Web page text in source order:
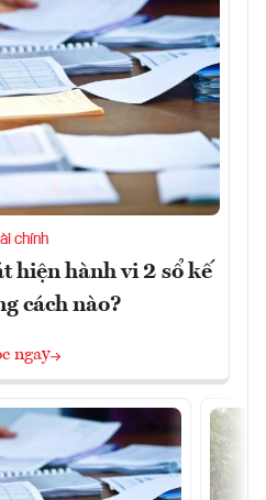
Tài chính
hiện hành vi 2 sổ kế
cách nào?
ngay